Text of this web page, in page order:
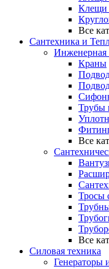
Клещи
Все
Сантехника и
Инженерная
Краны
Трубы
Все
Тросы
Все
Силовая техника
Генераторы